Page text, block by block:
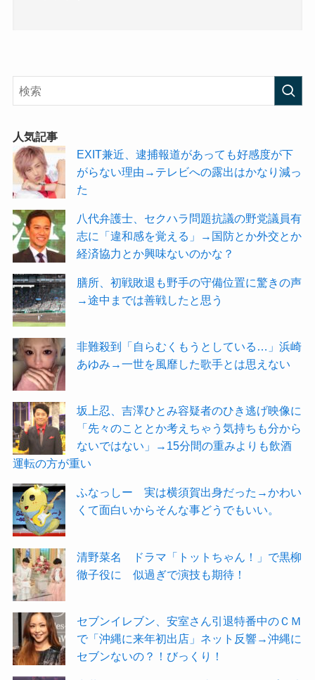
人気記事
EXIT兼近、逮捕報道があっても好感度が下
がらない理由→テレビへの露出はかなり減っ
た
八代弁護士、セクハラ問題抗議の野党議員有
志に「違和感を覚える」→国防とか外交とか
経済協力とか興味ないのかな？
膳所、初戦敗退も野手の守備位置に驚きの声
→途中までは善戦したと思う
非難殺到「自らむくもうとしている…」浜崎
あゆみ→一世を風靡した歌手とは思えない
坂上忍、吉澤ひとみ容疑者のひき逃げ映像に
「先々のこととか考えちゃう気持ちも分から
ないではない」→15分間の重みよりも飲酒
運転の方が重い
ふなっしー 実は横須賀出身だった→かわい
くて面白いからそんな事どうでもいい。
清野菜名 ドラマ「トットちゃん！」で黒柳
徹子役に 似過ぎで演技も期待！
セブンイレブン、安室さん引退特番中のＣＭ
で「沖縄に来年初出店」ネット反響→沖縄に
セブンないの？！びっくり！